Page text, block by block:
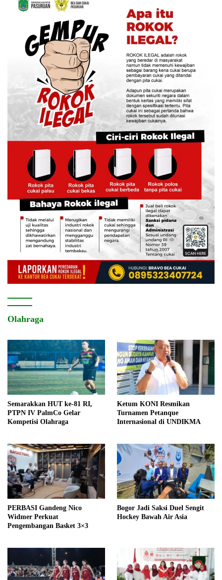
Olahraga
Semarakkan HUT ke-81 RI,
PTPN IV PalmCo Gelar
Kompetisi Olahraga
Ketum KONI Resmikan
Turnamen Petanque
Internasional di UNDIKMA
PERBASI Gandeng Nico
Widmer Perkuat
Pengembangan Basket 3×3
Bogor Jadi Saksi Duel Sengit
Hockey Bawah Air Asia